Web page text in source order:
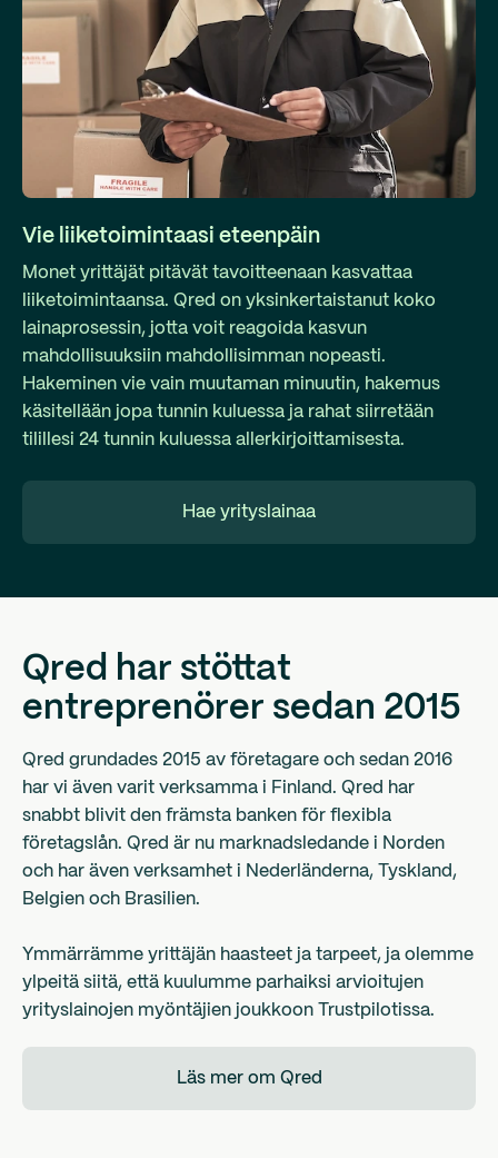
Vie liiketoimintaasi eteenpäin
Monet yrittäjät pitävät tavoitteenaan kasvattaa
liiketoimintaansa. Qred on yksinkertaistanut koko
lainaprosessin, jotta voit reagoida kasvun
mahdollisuuksiin mahdollisimman nopeasti.
Hakeminen vie vain muutaman minuutin, hakemus
käsitellään jopa tunnin kuluessa ja rahat siirretään
tilillesi 24 tunnin kuluessa allerkirjoittamisesta.
Hae yrityslainaa
Qred har stöttat
entreprenörer sedan 2015
Qred grundades 2015 av företagare och sedan 2016
har vi även varit verksamma i Finland. Qred har
snabbt blivit den främsta banken för flexibla
företagslån. Qred är nu marknadsledande i Norden
och har även verksamhet i Nederländerna, Tyskland,
Belgien och Brasilien.
Ymmärrämme yrittäjän haasteet ja tarpeet, ja olemme
ylpeitä siitä, että kuulumme parhaiksi arvioitujen
yrityslainojen myöntäjien joukkoon Trustpilotissa.
Läs mer om Qred